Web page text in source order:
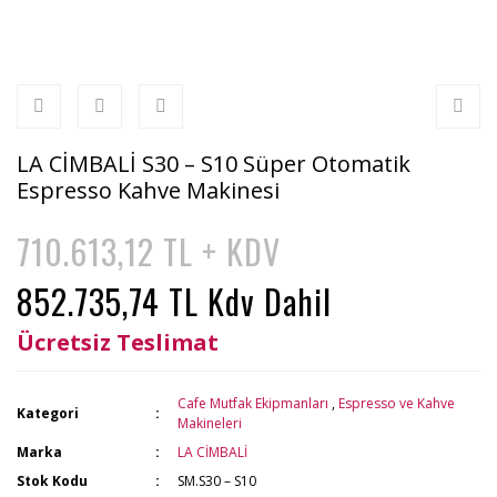
LA CİMBALİ S30 – S10 Süper Otomatik
Espresso Kahve Makinesi
710.613,12 TL + KDV
852.735,74 TL Kdv Dahil
Ücretsiz Teslimat
Kategori
Cafe Mutfak Ekipmanları , Espresso ve Kahve
Makineleri
Marka
LA CİMBALİ
Stok Kodu
SM.S30 – S10